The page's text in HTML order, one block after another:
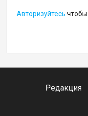
Авторизуйтесь чтобы
Редакция